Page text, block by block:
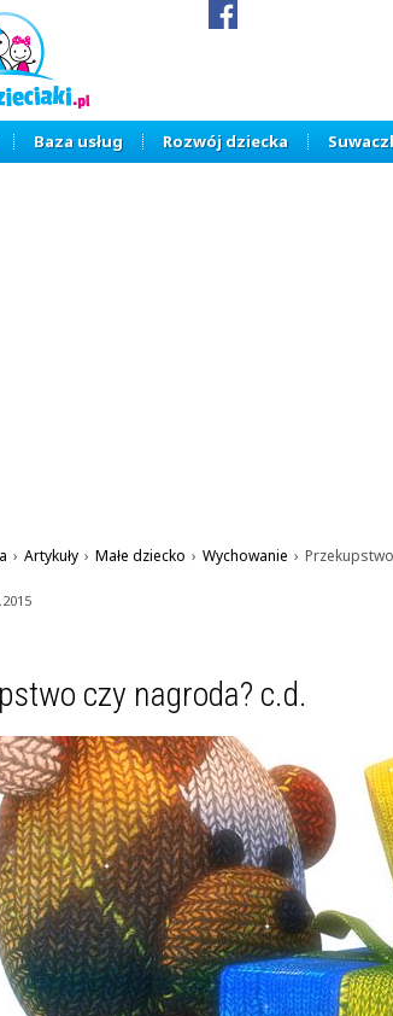
Baza usług Rozwój dziecka
› Artykuły › Małe dziecko › Wychowanie ›
czy nagroda? c.d.